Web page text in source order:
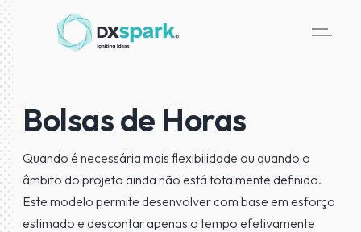
Bolsas de Horas
Quando é necessária mais flexibilidade ou quando o
âmbito do projeto ainda não está totalmente definido.
Este modelo permite desenvolver com base em esforço
estimado e descontar apenas o tempo efetivamente